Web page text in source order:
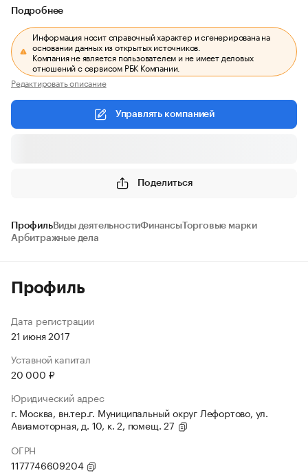
Подробнее
Информация носит справочный характер и сгенерирована на
основании данных из открытых источников.
Компания не является пользователем и не имеет деловых
отношений с сервисом РБК Компании.
Редактировать описание
Управлять компанией
Поделиться
ПрофильВиды деятельностиФинансыТорговые марки
Арбитражные дела
Профиль
Дата регистрации
21 июня 2017
Уставной капитал
20 000 ₽
Юридический адрес
г. Москва, вн.тер.г. Муниципальный округ Лефортово, ул.
Авиамоторная, д. 10, к. 2, помещ. 27
ОГРН
1177746609204